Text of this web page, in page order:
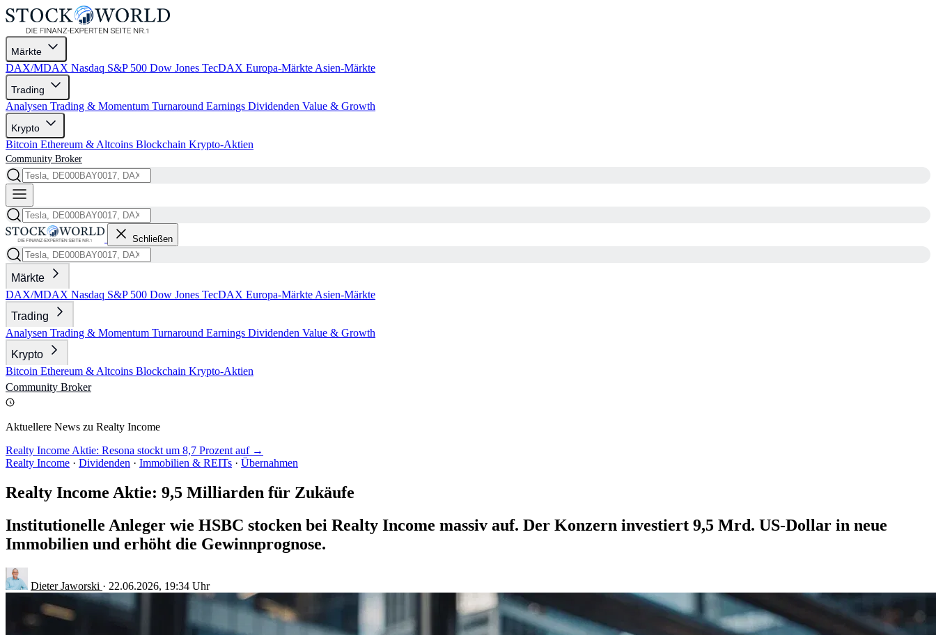
Märkte
DAX/MDAX Nasdaq S&P 500 Dow Jones TecDAX Europa-Märkte Asien-Märkte
Trading
Analysen Trading & Momentum Turnaround Earnings Dividenden Value & Growth
Krypto
Bitcoin Ethereum & Altcoins Blockchain Krypto-Aktien
Community Broker
Schließen
Märkte
DAX/MDAX Nasdaq S&P 500 Dow Jones TecDAX Europa-Märkte Asien-Märkte
Trading
Analysen Trading & Momentum Turnaround Earnings Dividenden Value & Growth
Krypto
Bitcoin Ethereum & Altcoins Blockchain Krypto-Aktien
Community Broker
Aktuellere News zu Realty Income
Realty Income Aktie: Resona stockt um 8,7 Prozent auf →
Realty Income · Dividenden · Immobilien & REITs · Übernahmen
Realty Income Aktie: 9,5 Milliarden für Zukäufe
Institutionelle Anleger wie HSBC stocken bei Realty Income massiv auf. Der Konzern investiert 9,5 Mrd. US-Dollar in neue
Immobilien und erhöht die Gewinnprognose.
Dieter Jaworski · 22.06.2026, 19:34 Uhr